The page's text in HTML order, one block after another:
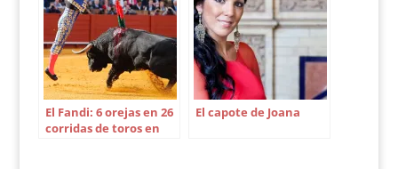
El Fandi: 6 orejas en 26
corridas de toros en
El capote de Joana